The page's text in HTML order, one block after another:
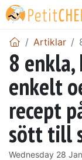
Artiklar
8
enkelt
recept
sött till
Wednesday 28